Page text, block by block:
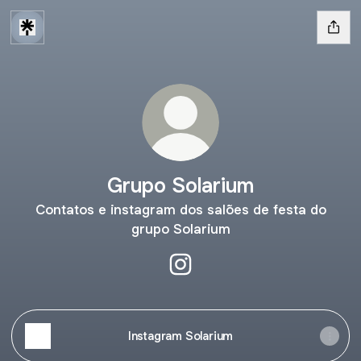
Grupo Solarium
Contatos e instagram dos salões de festa do
grupo Solarium
Instagram Solarium